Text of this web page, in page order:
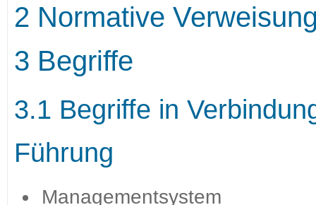
2 Normative
3 Begriffe
3.1 Begriffe in
Führung
Managementsystem